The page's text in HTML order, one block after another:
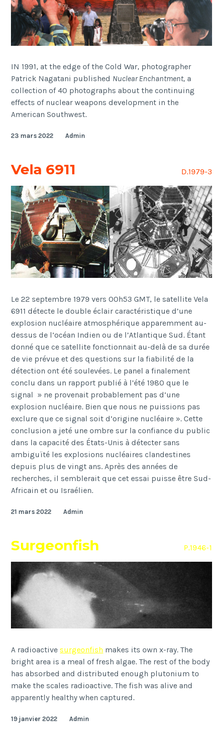
IN 1991, at the edge of the Cold War, photographer
Patrick Nagatani published Nuclear Enchantment, a
collection of 40 photographs about the continuing
effects of nuclear weapons development in the
American Southwest.
23 mars 2022 Admin
Vela 6911 D.1979-3
Le 22 septembre 1979 vers 00h53 GMT, le satellite Vela
6911 détecte le double éclair caractéristique d’une
explosion nucléaire atmosphérique apparemment au-
dessus de l’océan Indien ou de l’Atlantique Sud. Étant
donné que ce satellite fonctionnait au-delà de sa durée
de vie prévue et des questions sur la fiabilité de la
détection ont été soulevées. Le panel a finalement
conclu dans un rapport publié à l’été 1980 que le
signal » ne provenait probablement pas d’une
explosion nucléaire. Bien que nous ne puissions pas
exclure que ce signal soit d’origine nucléaire ». Cette
conclusion a jeté une ombre sur la confiance du public
dans la capacité des États-Unis à détecter sans
ambiguïté les explosions nucléaires clandestines
depuis plus de vingt ans. Après des années de
recherches, il semblerait que cet essai puisse être Sud-
Africain et ou Israélien.
21 mars 2022 Admin
Surgeonfish P.1946-1
A radioactivesurgeonfish makes its own x-ray. The
bright area is a meal of fresh algae. The rest of the body
has absorbed and distributed enough plutonium to
make the scales radioactive. The fish was alive and
apparently healthy when captured.
19 janvier 2022 Admin